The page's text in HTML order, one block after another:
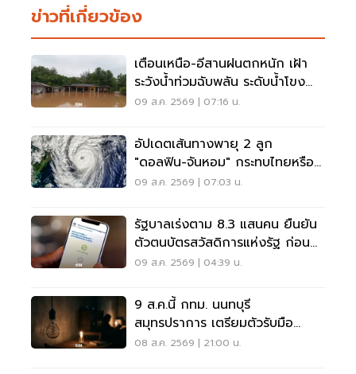
ข่าวที่เกี่ยวข้อง
เตือนเหนือ-อีสานฝนตกหนัก เฝ้า
ระวังน้ำท่วมฉับพลัน ระดับน้ำโขง
เพิ่มสูง
09 ส.ค. 2569 | 07:16 น.
อัปเดตเส้นทางพายุ 2 ลูก
"ดอลฟิน-จันหอม" กระทบไทยหรือ
ไม่ เช็กเลย
09 ส.ค. 2569 | 07:03 น.
รัฐบาลเร่งตาม 8.3 แสนคน ยืนยัน
ตัวตนบัตรสวัสดิการแห่งรัฐ ก่อน
พลาดสิทธิ
09 ส.ค. 2569 | 04:39 น.
9 ส.ค.นี้ กทม. นนทบุรี
สมุทรปราการ เตรียมตัวรับมือ
'ไฟฟ้าดับ' หลายจุด
08 ส.ค. 2569 | 21:00 น.